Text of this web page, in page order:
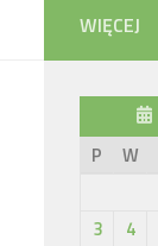
WIĘCEJ
P
W
3
4